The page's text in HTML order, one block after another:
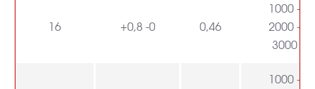
16 +0,8 -0 0,46
1000 -
2000 -
3000
1000 -